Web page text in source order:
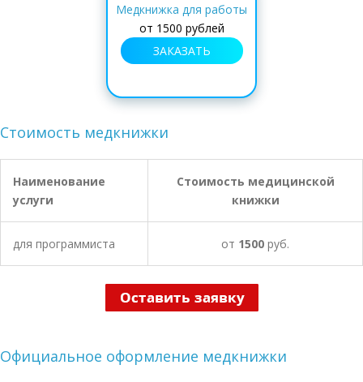
Медкнижка для работы
от 1500 рублей
ЗАКАЗАТЬ
Стоимость медкнижки
Наименование
услуги
Стоимость медицинской
книжки
для программиста от 1500 руб.
Официальное оформление медкнижки